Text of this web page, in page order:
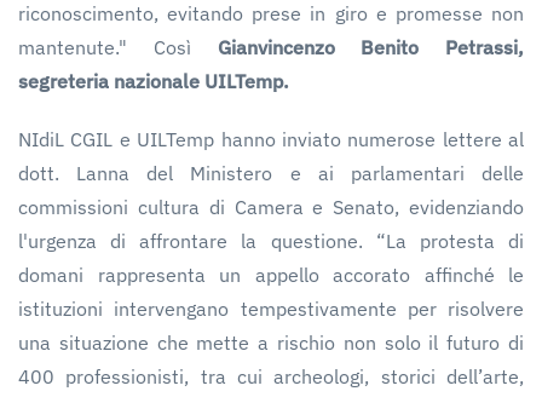
riconoscimento, evitando prese in giro e promesse non
mantenute." Così Gianvincenzo Benito Petrassi,
segreteria nazionale UILTemp.
NIdiL CGIL e UILTemp hanno inviato numerose lettere al
dott. Lanna del Ministero e ai parlamentari delle
commissioni cultura di Camera e Senato, evidenziando
l'urgenza di affrontare la questione. “La protesta di
domani rappresenta un appello accorato affinché le
istituzioni intervengano tempestivamente per risolvere
una situazione che mette a rischio non solo il futuro di
400 professionisti, tra cui archeologi, storici dell’arte,